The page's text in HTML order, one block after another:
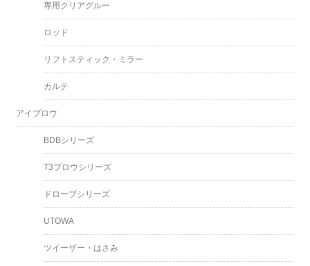
専用クリアグルー
ロッド
リフトスティック・ミラー
カルテ
アイブロウ
BDBシリーズ
T3ブロウシリーズ
ドローブシリーズ
UTOWA
ツイーザー・はさみ